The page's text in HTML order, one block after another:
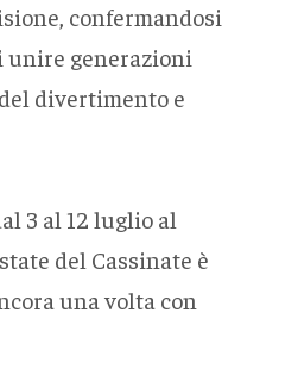
confermandosi
unire generazioni
divertimento e
3 al 12 luglio al
del Cassinate è
una volta con